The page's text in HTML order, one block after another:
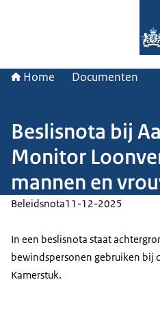
Home Documenten
Beslisnota bij
Monitor
mannen en
Beleidsnota11-12-2025
In een beslisnota staat
bewindspersonen gebruiken bij
Kamerstuk.